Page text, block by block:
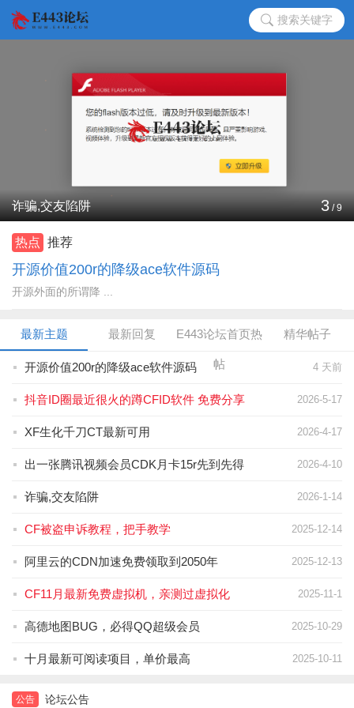
搜索关键字
诈骗,交友陷阱 3 /9
热点 推荐
开源价值200r的降级ace软件源码
开源外面的所谓降 ...
最新主题 最新回复 E443论坛首页热
帖
精华帖子
4 天前
开源价值200r的降级ace软件源码
2026-5-17
抖音ID圈最近很火的蹲CFID软件 免费分享
2026-4-17
XF生化千刀CT最新可用
2026-4-10
出一张腾讯视频会员CDK月卡15r先到先得
2026-1-14
诈骗,交友陷阱
2025-12-14
CF被盗申诉教程，把手教学
2025-12-13
阿里云的CDN加速免费领取到2050年
2025-11-1
CF11月最新免费虚拟机，亲测过虚拟化
2025-10-29
高德地图BUG，必得QQ超级会员
2025-10-11
十月最新可阅读项目，单价最高
公告 论坛公告